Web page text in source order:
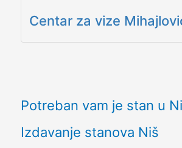
Centar za vize
Potreban vam je stan u
Izdavanje stanova Niš